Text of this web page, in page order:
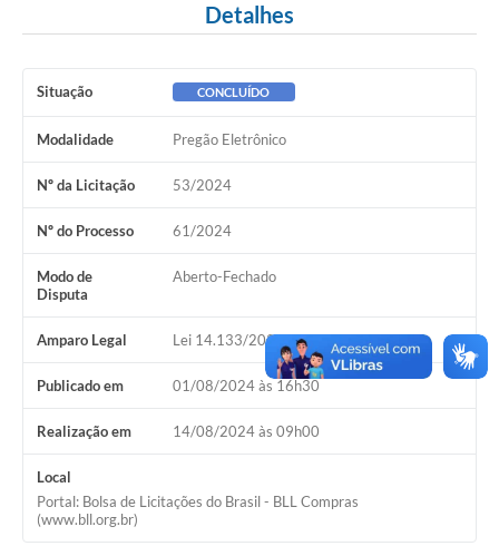
Detalhes
Situação CONCLUÍDO
Modalidade Pregão Eletrônico
Nº da Licitação 53/2024
Nº do Processo 61/2024
Modo de
Disputa
Aberto-Fechado
Amparo Legal Lei 14.133/2021, Art 28, I
Publicado em 01/08/2024 às 16h30
Realização em 14/08/2024 às 09h00
Local
Portal: Bolsa de Licitações do Brasil - BLL Compras
(www.bll.org.br)